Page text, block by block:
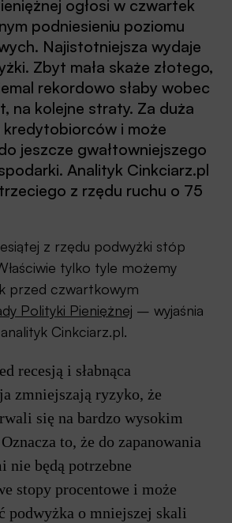
ogłosi w czwartek
podniesieniu poziomu
Najistotniejsza wydaje
Zbyt mała skaże złotego,
rekordowo słaby wobec
na kolejne straty. Za duża
i może
jeszcze gwałtowniejszego
Analityk Cinkciarz.pl
z rzędu ruchu o 75
z rzędu podwyżki stóp
tylko tyle możemy
przed czwartkowym
Polityki Pieniężnej – wyjaśnia
Cinkciarz.pl.
recesją i słabnąca
zmniejszają ryzyko, że
się na bardzo wysokim
to, że do zapanowania
nie będą potrzebne
stopy procentowe i może
podwyżka o mniejszej skali